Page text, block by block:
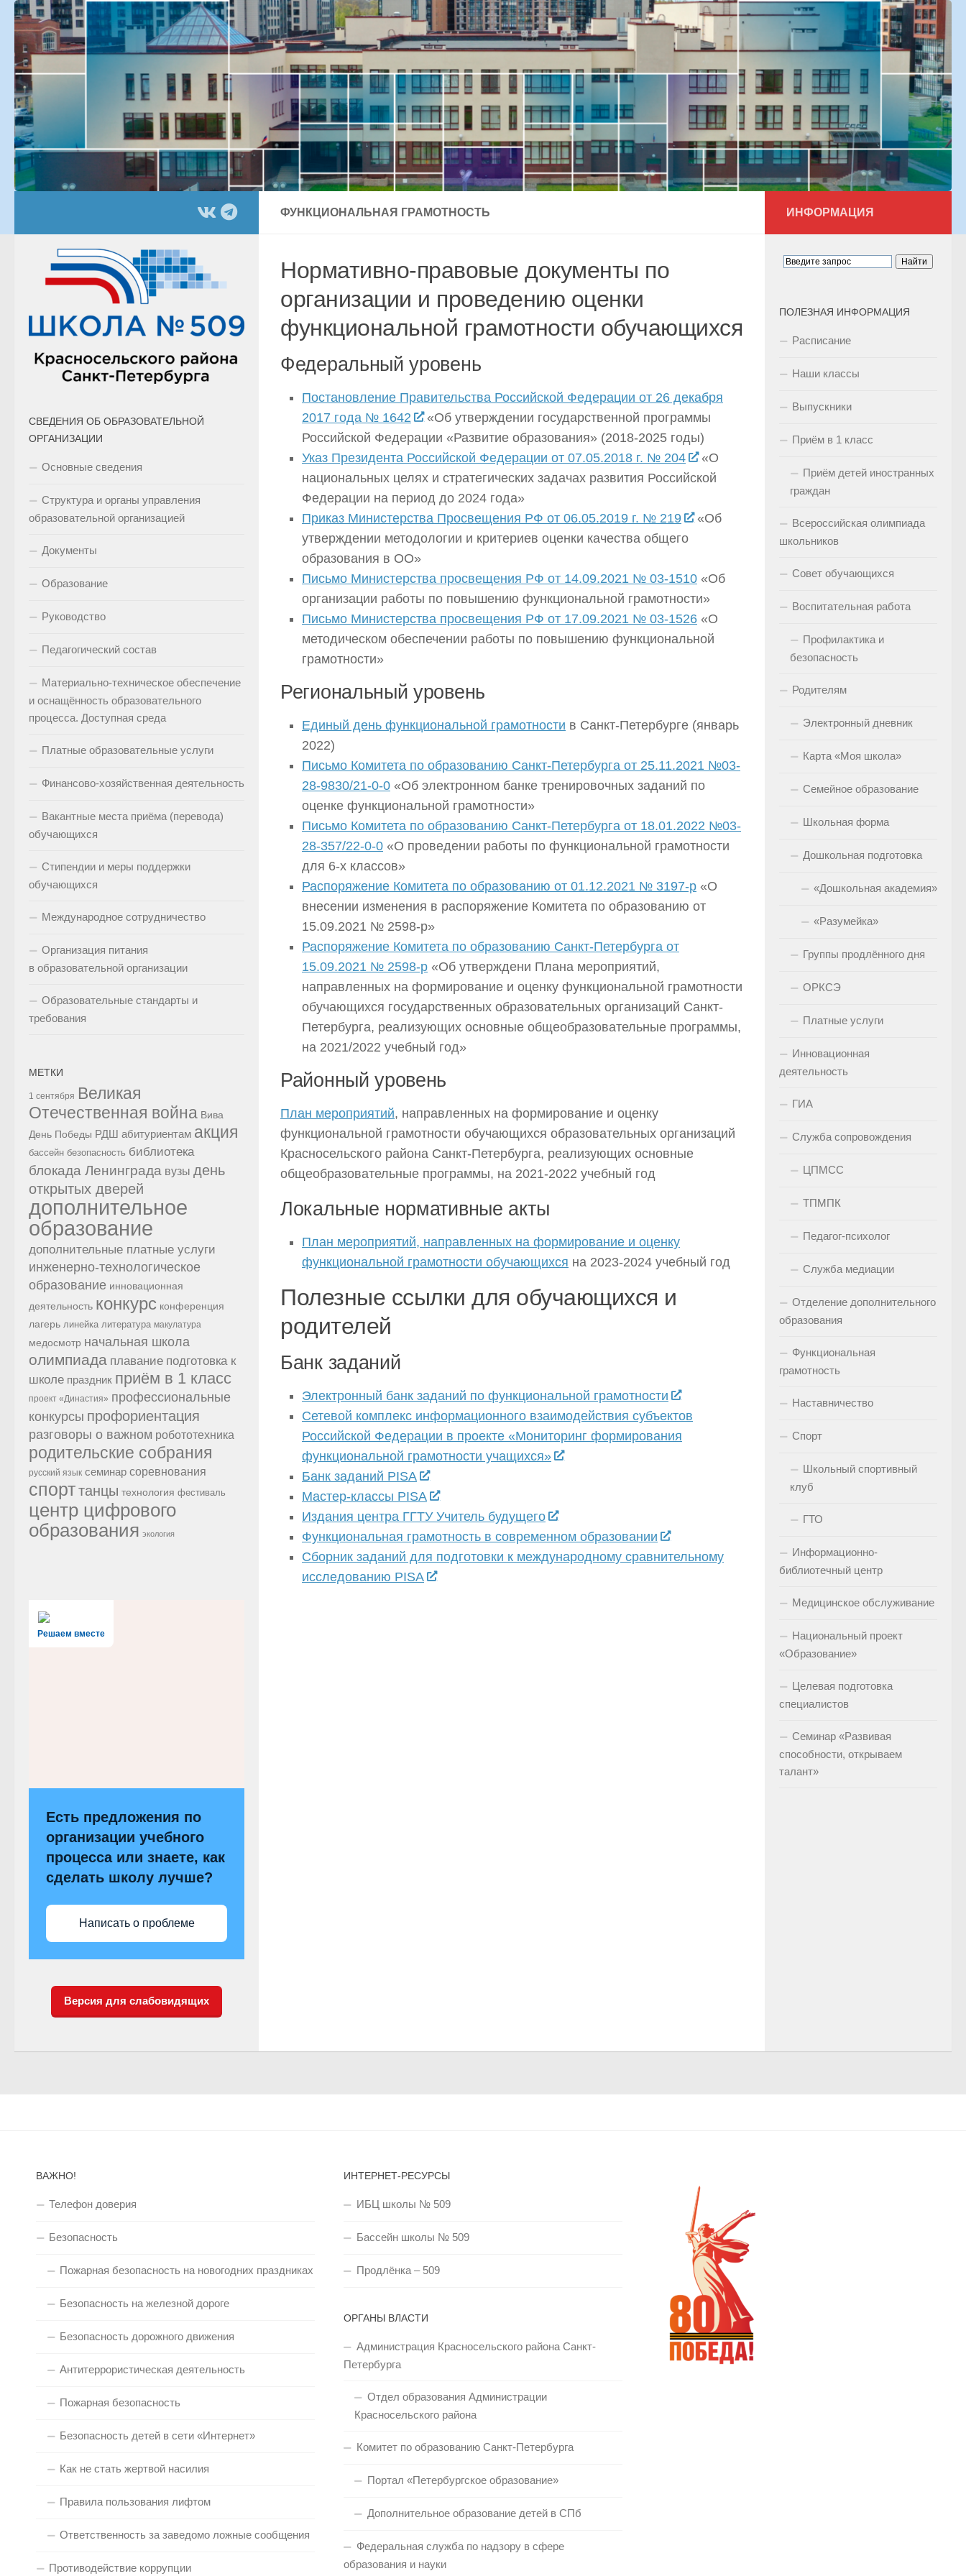
Перейти к содержимому
ФУНКЦИОНАЛЬНАЯ ГРАМОТНОСТЬ
Нормативно-правовые документы по
организации и проведению оценки
функциональной грамотности обучающихся
Федеральный уровень
Постановление Правительства Российской Федерации от 26 декабря
2017 года № 1642
«Об утверждении государственной программы
Российской Федерации «Развитие образования» (2018-2025 годы)
Указ Президента Российской Федерации от 07.05.2018 г. № 204
«О
национальных целях и стратегических задачах развития Российской
Федерации на период до 2024 года»
Приказ Министерства Просвещения РФ от 06.05.2019 г. № 219
«Об
утверждении методологии и критериев оценки качества общего
образования в ОО»
Письмо Министерства просвещения РФ от 14.09.2021 № 03-1510 «Об
организации работы по повышению функциональной грамотности»
Письмо Министерства просвещения РФ от 17.09.2021 № 03-1526 «О
методическом обеспечении работы по повышению функциональной
грамотности»
Региональный уровень
Единый день функциональной грамотности в Санкт-Петербурге (январь
2022)
Письмо Комитета по образованию Санкт-Петербурга от 25.11.2021 №03-
28-9830/21-0-0 «Об электронном банке тренировочных заданий по
оценке функциональной грамотности»
Письмо Комитета по образованию Санкт-Петербурга от 18.01.2022 №03-
28-357/22-0-0 «О проведении работы по функциональной грамотности
для 6-х классов»
Распоряжение Комитета по образованию от 01.12.2021 № 3197-р «О
внесении изменения в распоряжение Комитета по образованию от
15.09.2021 № 2598-р»
Распоряжение Комитета по образованию Санкт-Петербурга от
15.09.2021 № 2598-р «Об утверждени Плана мероприятий,
направленных на формирование и оценку функциональной грамотности
обучающихся государственных образовательных организаций Санкт-
Петербурга, реализующих основные общеобразовательные программы,
на 2021/2022 учебный год»
Районный уровень
План мероприятий, направленных на формирование и оценку
функциональной грамотности обучающихся образовательных организаций
Красносельского района Санкт‑Петербурга, реализующих основные
общеобразовательные программы, на 2021-2022 учебный год
Локальные нормативные акты
План мероприятий, направленных на формирование и оценку
функциональной грамотности обучающихся на 2023-2024 учебный год
Полезные ссылки для обучающихся и
родителей
Банк заданий
Электронный банк заданий по функциональной грамотности
Сетевой комплекс информационного взаимодействия субъектов
Российской Федерации в проекте «Мониторинг формирования
функциональной грамотности учащихся»
Банк заданий PISA
Мастер-классы PISA
Издания центра ГГТУ Учитель будущего
Функциональная грамотность в современном образовании
Сборник заданий для подготовки к международному сравнительному
исследованию PISA
СВЕДЕНИЯ ОБ ОБРАЗОВАТЕЛЬНОЙ
ОРГАНИЗАЦИИ
Основные сведения
Структура и органы управления
образовательной организацией
Документы
Образование
Руководство
Педагогический состав
Материально-техническое обеспечение
и оснащённость образовательного
процесса. Доступная среда
Платные образовательные услуги
Финансово-хозяйственная деятельность
Вакантные места приёма (перевода)
обучающихся
Стипендии и меры поддержки
обучающихся
Международное сотрудничество
Организация питания
в образовательной организации
Образовательные стандарты и
требования
МЕТКИ
1 сентября Великая
Отечественная война Вива
День Победы РДШ абитуриентам акция
бассейн безопасность библиотека
блокада Ленинграда вузы день
открытых дверей
дополнительное
образование
дополнительные платные услуги
инженерно-технологическое
образование инновационная
деятельность конкурс конференция
лагерь линейка литература макулатура
медосмотр начальная школа
олимпиада плавание подготовка к
школе праздник приём в 1 класс
проект «Династия» профессиональные
конкурсы профориентация
разговоры о важном робототехника
родительские собрания
русский язык семинар соревнования
спорттанцы технология фестиваль
центр цифрового
образования экология
Решаем вместе
Есть предложения по
организации учебного
процесса или знаете, как
сделать школу лучше?
Написать о проблеме
Версия для слабовидящих
ИНФОРМАЦИЯ
ПОЛЕЗНАЯ ИНФОРМАЦИЯ
Расписание
Наши классы
Выпускники
Приём в 1 класс
Приём детей иностранных
граждан
Всероссийская олимпиада
школьников
Совет обучающихся
Воспитательная работа
Профилактика и
безопасность
Родителям
Электронный дневник
Карта «Моя школа»
Семейное образование
Школьная форма
Дошкольная подготовка
«Дошкольная академия»
«Разумейка»
Группы продлённого дня
ОРКСЭ
Платные услуги
Инновационная
деятельность
ГИА
Служба сопровождения
ЦПМСС
ТПМПК
Педагог-психолог
Служба медиации
Отделение дополнительного
образования
Функциональная
грамотность
Наставничество
Спорт
Школьный спортивный
клуб
ГТО
Информационно-
библиотечный центр
Медицинское обслуживание
Национальный проект
«Образование»
Целевая подготовка
специалистов
Семинар «Развивая
способности, открываем
талант»
ВАЖНО!
Телефон доверия
Безопасность
Пожарная безопасность на новогодних праздниках
Безопасность на железной дороге
Безопасность дорожного движения
Антитеррористическая деятельность
Пожарная безопасность
Безопасность детей в сети «Интернет»
Как не стать жертвой насилия
Правила пользования лифтом
Ответственность за заведомо ложные сообщения
Противодействие коррупции
ИНТЕРНЕТ-РЕСУРСЫ
ИБЦ школы № 509
Бассейн школы № 509
Продлёнка – 509
ОРГАНЫ ВЛАСТИ
Администрация Красносельского района Санкт-
Петербурга
Отдел образования Администрации
Красносельского района
Комитет по образованию Санкт-Петербурга
Портал «Петербургское образование»
Дополнительное образование детей в СПб
Федеральная служба по надзору в сфере
образования и науки